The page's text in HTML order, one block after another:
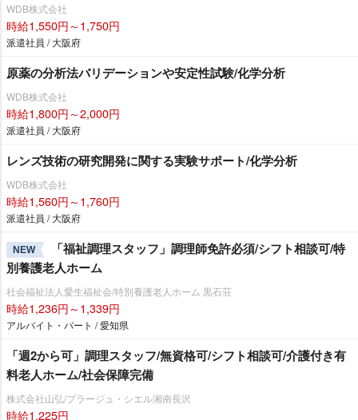
WDB株式会社
時給1,550円～1,750円
派遣社員 / 大阪府
原薬の分析法バリデーションや安定性試験/化学分析
WDB株式会社
時給1,800円～2,000円
派遣社員 / 大阪府
レンズ技術の研究開発に関する実験サポート/化学分析
WDB株式会社
時給1,560円～1,760円
派遣社員 / 大阪府
NEW
「福祉調理スタッフ」調理師免許必須/シフト相談可/特
別養護老人ホーム
社会福祉法人愛生福祉会/特別養護老人ホーム 黒石荘
時給1,236円～1,339円
アルバイト・パート / 愛知県
「週2から可」調理スタッフ/無資格可/シフト相談可/介護付き有
料老人ホーム/社会保障完備
株式会社山弘/プラージュ・シエル湘南長沢
時給1,225円